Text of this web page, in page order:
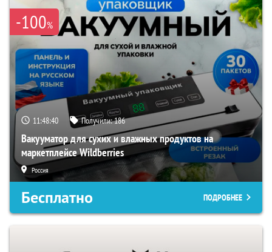
-100%
11:48:39 Получили:186
Вакууматор для сухих и влажных продуктов на
маркетплейсе Wildberries
Россия
Бесплатно ПОДРОБНЕЕ